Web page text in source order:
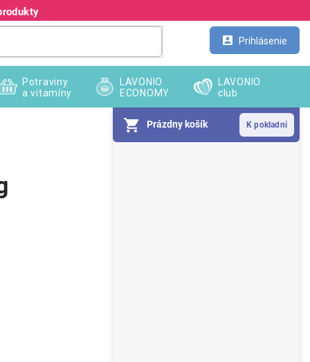
Prihlásenie
Prázdny košík
Potraviny
a vitamíny
LAVONIO
ECONOMY
LAVONIO
club